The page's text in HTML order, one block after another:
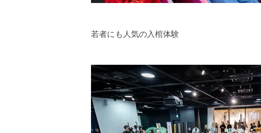
若者にも人気の入棺体験